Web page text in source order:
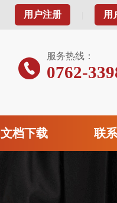
用户注册 用
服务热线：
0762-
文档下载 联